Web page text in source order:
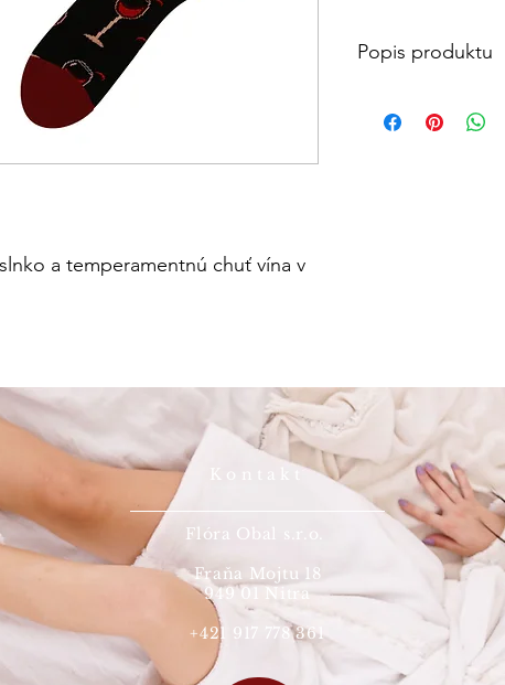
a temperamentnú chuť vína v
Popis produktu
-Zloženie: 70%
©2020 by Designer of Papi's Socks.
Flóra Obal s.r.o.
Fraňa Mojtu 18
949 01 Nitra
+421 917 778 361
Kontakt